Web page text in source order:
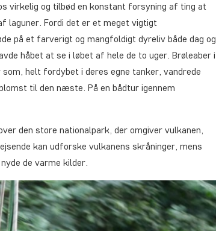
virkelig og tilbød en konstant forsyning af ting at
laguner. Fordi det er et meget vigtigt
på et farverigt og mangfoldigt dyreliv både dag og
håbet at se i løbet af hele de to uger. Brøleaber i
helt fordybet i deres egne tanker, vandrede
til den næste. På en bådtur igennem
den store nationalpark, der omgiver vulkanen,
kan udforske vulkanens skråninger, mens
de varme kilder.